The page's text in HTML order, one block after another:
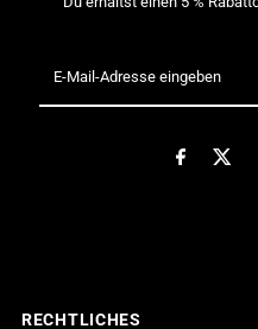
Clover
Figur
Mail-
Adresse
RECHTLICHES